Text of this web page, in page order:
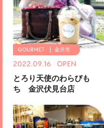
金沢市
2022.09.16 OPEN
とろり天使のわらびも
ち 金沢伏見台店